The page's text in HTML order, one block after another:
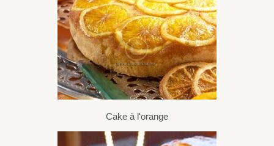
Cake à l'orange